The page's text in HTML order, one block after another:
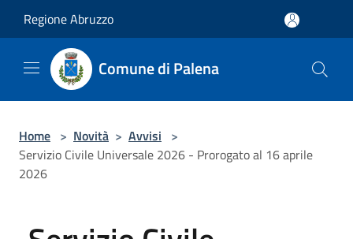
Regione Abruzzo
Comune di Palena
Home > Novità > Avvisi >
Servizio Civile Universale 2026 - Prorogato al 16 aprile
2026